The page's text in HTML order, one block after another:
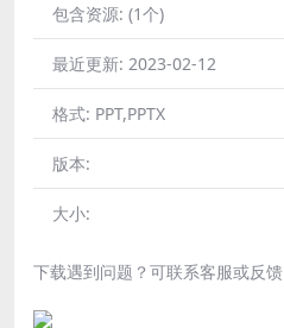
包含资源: (1个)
最近更新: 2023-02-12
格式: PPT,PPTX
版本:
大小:
下载遇到问题？可联系客服或反馈